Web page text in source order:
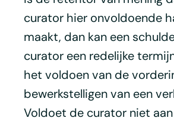
curator hier onvoldoende
maakt, dan kan een
curator een redelijke
het voldoen van de
bewerkstelligen van een
Voldoet de curator niet aan